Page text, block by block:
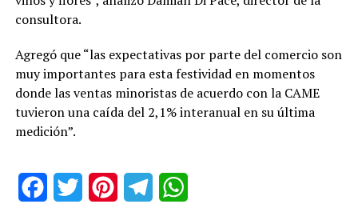
consultora.
Agregó que “las expectativas por parte del comercio son
muy importantes para esta festividad en momentos
donde las ventas minoristas de acuerdo con la CAME
tuvieron una caída del 2,1% interanual en su última
medición”.
FacebookTwitter PinterestTelegram